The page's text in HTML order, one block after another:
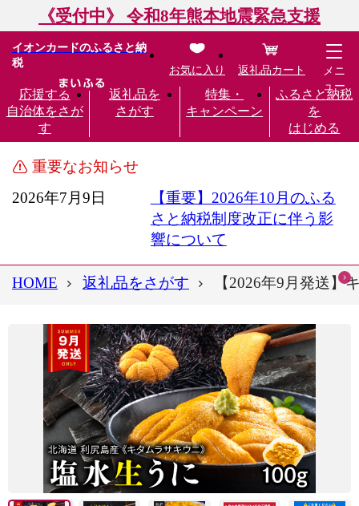
《受付中》 令和8年熊本地震緊急支援
イオンカードのふるさと納
税
応援する
自治体をさが
す
返礼品を
さがす
特集・
キャンペーン
ふるさと納税
を
はじめる
お気に入り 返礼品カート
メニ
ュー
重要なお知らせ
2026年7月9日
【重要】2026年10月のふる
さと納税制度改正に伴う影
響について
HOME 返礼品をさがす 【2026年9月発送】